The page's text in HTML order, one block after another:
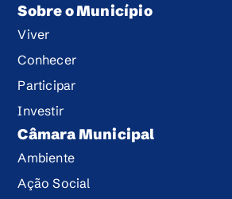
Sobre o Município
Viver
Conhecer
Participar
Investir
Câmara Municipal
Ambiente
Ação Social